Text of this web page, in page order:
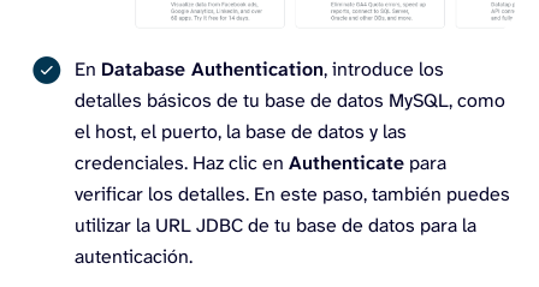
En Database Authentication, introduce los
detalles básicos de tu base de datos MySQL, como
el host, el puerto, la base de datos y las
credenciales. Haz clic en Authenticate para
verificar los detalles. En este paso, también puedes
utilizar la URL JDBC de tu base de datos para la
autenticación.